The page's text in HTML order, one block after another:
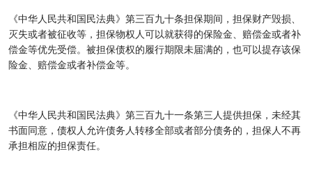
《中华人民共和国民法典》第三百九十条担保期间，担保财产毁损、
灭失或者被征收等，担保物权人可以就获得的保险金、赔偿金或者补
偿金等优先受偿。被担保债权的履行期限未届满的，也可以提存该保
险金、赔偿金或者补偿金等。
《中华人民共和国民法典》第三百九十一条第三人提供担保，未经其
书面同意，债权人允许债务人转移全部或者部分债务的，担保人不再
承担相应的担保责任。